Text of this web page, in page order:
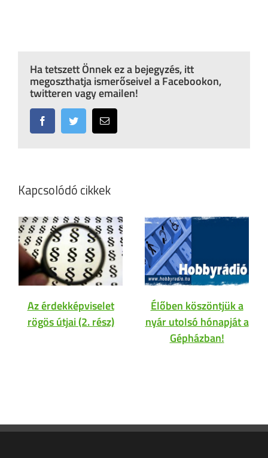
Ha tetszett Önnek ez a bejegyzés, itt
megoszthatja ismerőseivel a Facebookon,
twitteren vagy emailen!
FacebookTwitter Email:
Kapcsolódó cikkek
Az érdekképviselet
rögös útjai (2. rész)
Élőben köszöntjük a
nyár utolsó hónapját a
Gépházban!